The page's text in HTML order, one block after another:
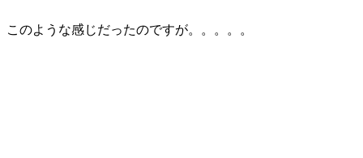
このような感じだったのですが。。。。。